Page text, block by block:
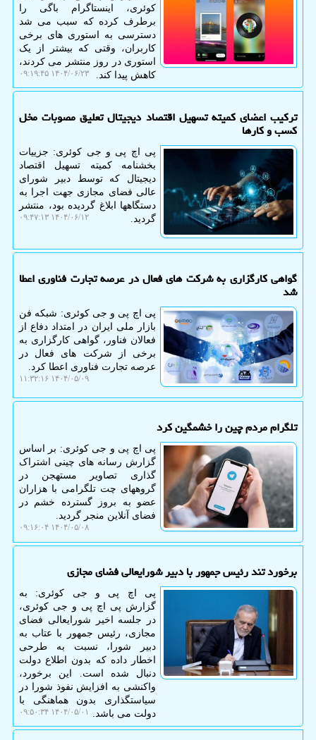
کوئری، اینستاگرام باگی را
برطرف کرده که سبب می شد
دسترسی به استوری های برخی
کاربران، وقتی که بیشتر از یک
استوری در روز منتشر می کردند،
کاهش پیدا کند.
۱۴۰۴/۰۶/۲۳ ۰۹:۱۹:۴۵
ترکیب اعضای کمیته تسهیل اقتصاد دیجیتال تعلیق مصوبات مخل
کسب و کارها
پی اچ پی و جی کوئری: جزییات
بخشنامه کمیته تسهیل اقتصاد
دیجیتال که توسط دبیر شورای
عالی فضای مجازی جهت اجرا به
دستگاهها ابلاغ گردیده بود، منتشر
گردید.
۱۴۰۴/۰۶/۱۲ ۰۹:۴۷:۱۳
گواهی کارگزاری به شرکت های فعال در عرصه تجارت فناوری اعطا
شد
پی اچ پی و جی کوئری: شبکه فن
بازار ملی ایران در امتداد دفاع از
فعالان فناور، گواهی کارگزاری به
برخی از شرکت های فعال در
عرصه تجارت فناوری اعطا کرد.
۱۴۰۴/۰۵/۰۹ ۱۱:۳۲:۱۶
تلگرام مردم چین را خشمگین کرد
پی اچ پی و جی کوئری: بر اساس
گزارش رسانه های چینی اشتراک
گذاری تصاویر مستهجن در
گروههای چت تلگرامی با هزاران
عضو به بروز گسترده خشم در
فضای آنلاین منجر گردید.
۱۴۰۴/۰۵/۰۸ ۰۹:۱۶:۰۴
برخورد تند رئیس جمهور با دبیر شورایعالی فضای مجازی
پی اچ پی و جی کوئری: به
گزارش پی اچ پی و جی کوئری،
در جلسه اخیر شورایعالی فضای
مجازی، رئیس جمهور با عتاب به
دبیر شورا، نسبت به طرحی
اخطار داده که بدون اطلاع دولت
دنبال شده است. این برخورد،
واکنشی به افزایش نفوذ شورا در
سیاستگذاری بدون هماهنگی با
دولت می باشد.
۱۴۰۴/۰۵/۰۱ ۰۹:۵۰:۳۴